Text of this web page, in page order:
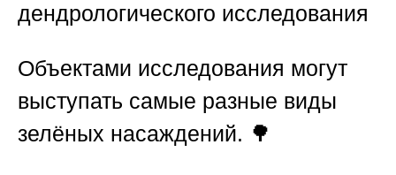
дендрологического исследования
Объектами исследования могут
выступать самые разные виды
зелёных насаждений. 🌳